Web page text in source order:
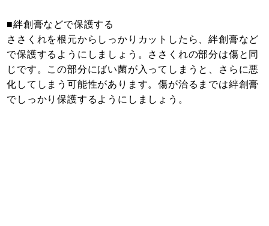
■絆創膏などで保護する
ささくれを根元からしっかりカットしたら、絆創膏など
で保護するようにしましょう。ささくれの部分は傷と同
じです。この部分にばい菌が入ってしまうと、さらに悪
化してしまう可能性があります。傷が治るまでは絆創膏
でしっかり保護するようにしましょう。